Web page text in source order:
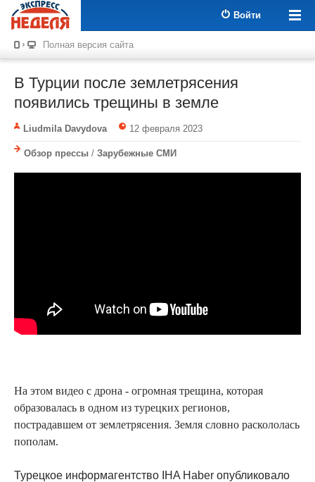
Войти
Полная версия сайта
В Турции после землетрясения
появились трещины в земле
Liudmila Davydova 12 февраля 2023
Обзор прессы / Зарубежные СМИ
На этом видео с дрона - огромная трещина, которая
образовалась в одном из турецких регионов,
пострадавшем от землетрясения. Земля словно раскололась
пополам.
Турецкое информагентство IHA Haber опубликовало